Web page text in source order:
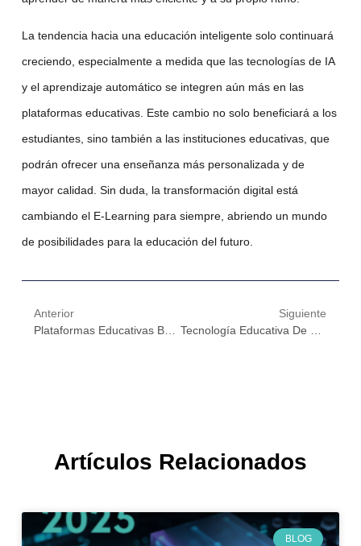
La tendencia hacia una educación inteligentesolo continuará
creciendo, especialmente a medida que las tecnologías de IA
y el aprendizaje automático se integren aún más en las
plataformas educativas. Este cambio no solo beneficiará a los
estudiantes, sino también a las instituciones educativas, que
podrán ofrecer una enseñanza más personalizada y de
mayor calidad. Sin duda, la transformación digitalestá
cambiando el E-Learning para siempre, abriendo un mundo
de posibilidades para la educación del futuro.
Anterior
Plataformas Educativas Basadas En Blockchain: Seguridad Y Accesibilidad Para Un Mundo Digital
Siguiente
Artículos Relacionados
BLOG